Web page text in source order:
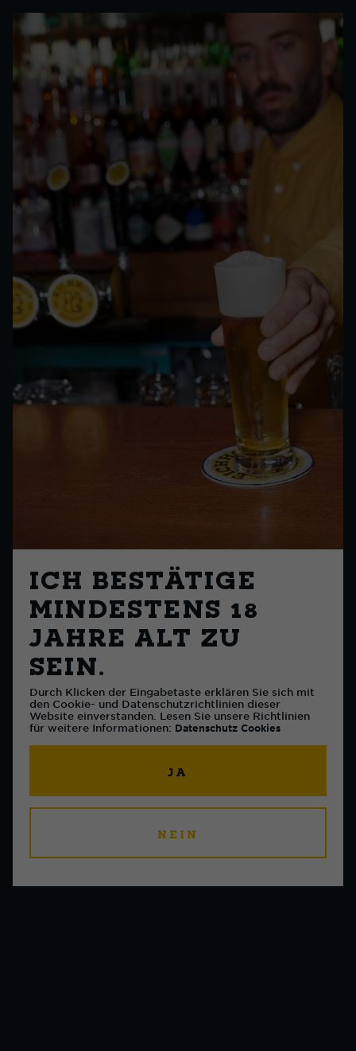
ICH BESTÄTIGE
MINDESTENS 18
JAHRE ALT ZU
SEIN.
Durch Klicken der Eingabetaste erklären Sie sich mit
den Cookie- und Datenschutzrichtlinien dieser
Website einverstanden. Lesen Sie unsere Richtlinien
für weitere Informationen: Datenschutz Cookies
JA
NEIN
braukunst seit
1834
Gestatten: Eichhof. Lerne unser Team
kennen, erfahre alles über unsere
Geschichte oder melde dich für eine
Brauereiführung an. Viel Spass.
die geschichte.
Erfahre mehr darüber.